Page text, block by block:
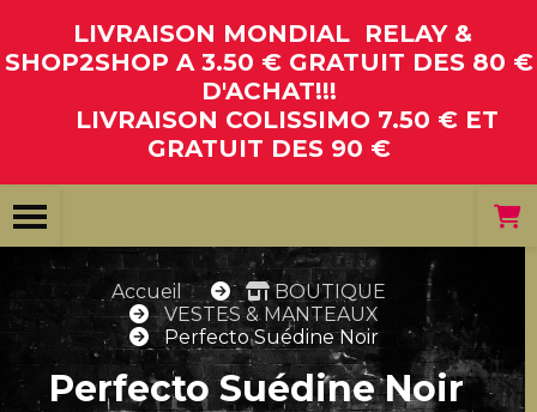
LIVRAISON MONDIAL RELAY &
SHOP2SHOP A 3.50 € GRATUIT DES 80 €
D'ACHAT!!!
LIVRAISON COLISSIMO 7.50 € ET
GRATUIT DES 90 €
Accueil
BOUTIQUE
VESTES & MANTEAUX
Perfecto Suédine Noir
Perfecto Suédine Noir